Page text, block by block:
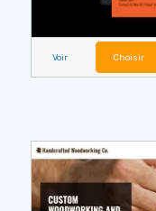
Voir Choisir